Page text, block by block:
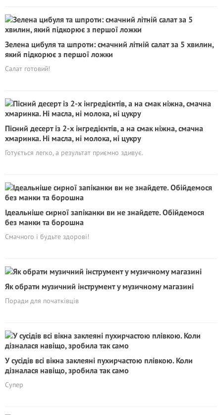
Зелена цибуля та шпроти: смачний літній салат за 5 хвилин,
який підкорює з першої ложки
Салат готовий!
Пісний десерт із 2-х інгредієнтів, а на смак ніжна, смачна
хмаринка. Ні масла, ні молока, ні цукру
Готується легко, а результат приємно здивує.
Ідеальніше сирної запіканки ви не знайдете. Обійдемося
без манки та борошна
Смачного і будьте здорові!
Як обрати музичний інструмент у музичному магазині
Поради для початківців
У сусідів всі вікна заклеяні пухирчастою плівкою. Коли
дізналася навіщо, зробила так само
Супер